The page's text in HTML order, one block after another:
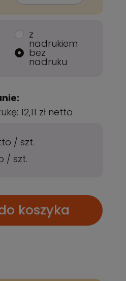
z
nadrukiem
bez
nadruku
12,11 zł netto
/szt.
/szt.
koszyka